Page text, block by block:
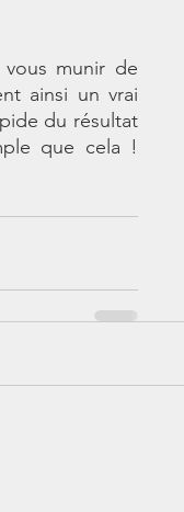
munir de
ainsi un vrai
du résultat
que cela !